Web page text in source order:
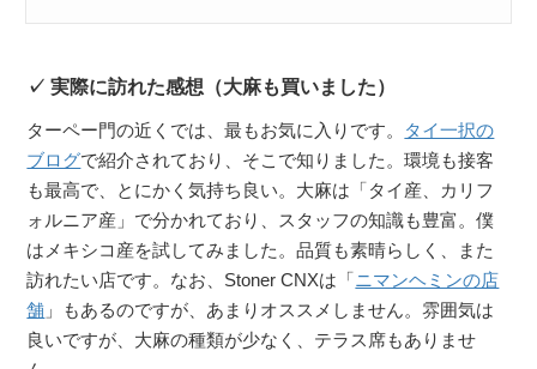
実際に訪れた感想（大麻も買いました）
ターペー門の近くでは、最もお気に入りです。 タイ一択の
ブログで紹介されており、そこで知りました。環境も接客
も最高で、とにかく気持ち良い。大麻は「タイ産、カリフ
ォルニア産」で分かれており、スタッフの知識も豊富。僕
はメキシコ産を試してみました。品質も素晴らしく、また
訪れたい店です。なお、Stoner CNXは「ニマンヘミンの店
舗 」もあるのですが、あまりオススメしません。雰囲気は
良いですが、大麻の種類が少なく、テラス席もありませ